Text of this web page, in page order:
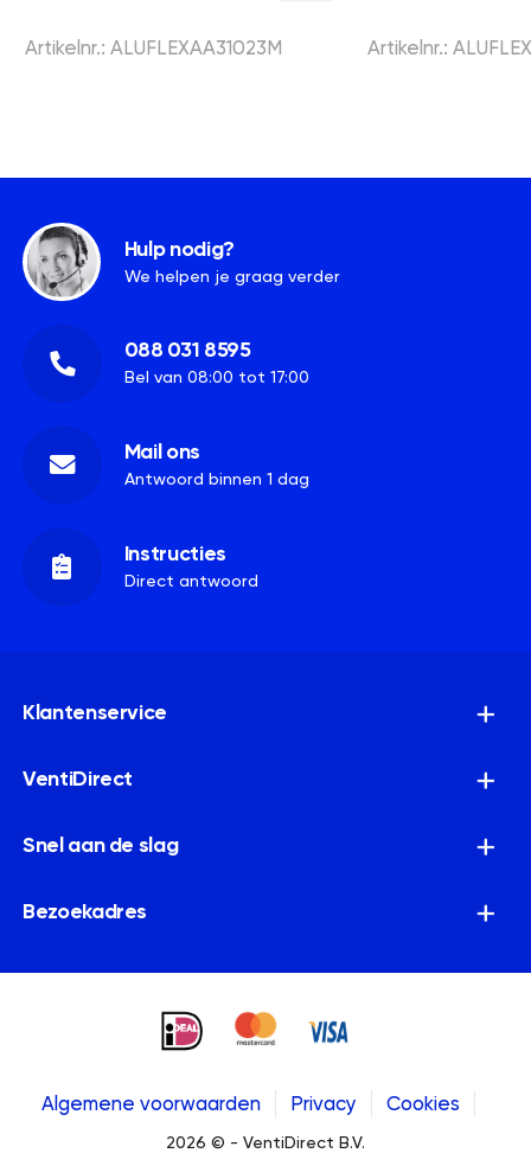
Artikelnr.: ALUFLEXAA31023M Artikelnr.:
Hulp nodig?
We helpen je graag verder
088 031 8595
Bel van 08:00 tot 17:00
Mail ons
Antwoord binnen 1 dag
Instructies
Direct antwoord
Klantenservice
VentiDirect
Snel aan de slag
Bezoekadres
Algemene voorwaarden Privacy Cookies
2026 © - VentiDirect B.V.